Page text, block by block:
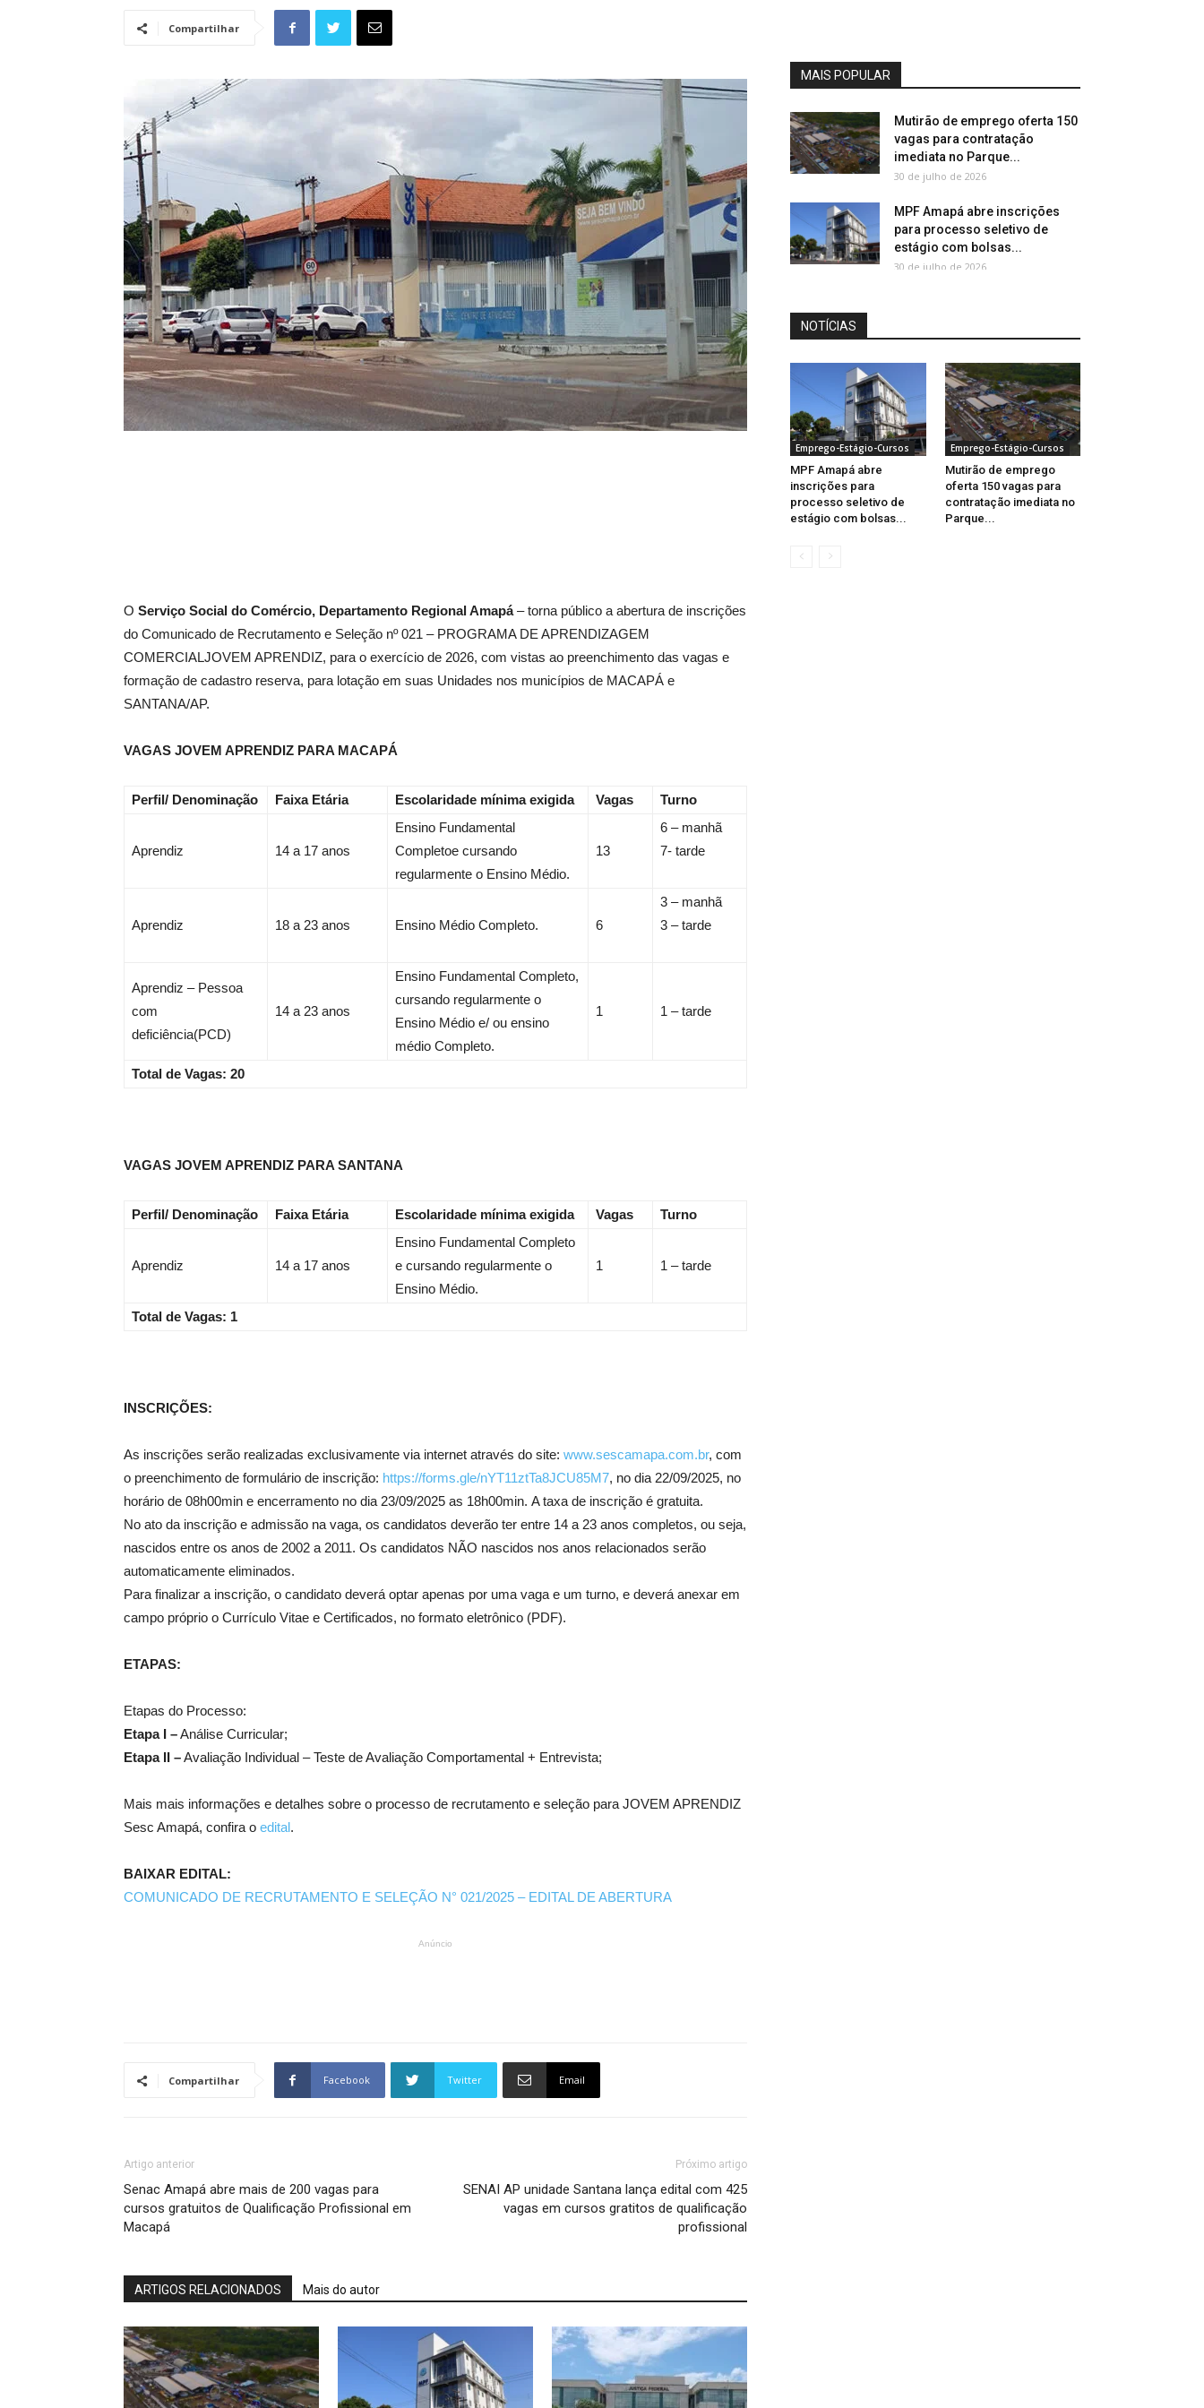
Compartilhar
O Serviço Social do Comércio, Departamento Regional Amapá– torna público a abertura de inscrições
do Comunicado de Recrutamento e Seleção nº 021 – PROGRAMA DE APRENDIZAGEM
COMERCIALJOVEM APRENDIZ, para o exercício de 2026, com vistas ao preenchimento das vagas e
formação de cadastro reserva, para lotação em suas Unidades nos municípios de MACAPÁ e
SANTANA/AP.
VAGAS JOVEM APRENDIZ PARA MACAPÁ
Perfil/ Denominação Faixa Etária Escolaridade mínima exigida Vagas Turno
Aprendiz 14 a 17 anos
Ensino Fundamental
Completoе cursando
regularmente o Ensino Médio.
13
6 – manhã
7- tarde
Aprendiz 18 a 23 anos Ensino Médio Completo. 6
3 – manhã
3 – tarde
Aprendiz – Pessoa
com
deficiência(PCD)
14 a 23 anos
Ensino Fundamental Completo,
cursando regularmente o
Ensino Médio e/ ou ensino
médio Completo.
1 1 – tarde
Total de Vagas: 20
VAGAS JOVEM APRENDIZ PARA SANTANA
Perfil/ Denominação Faixa Etária Escolaridade mínima exigida Vagas Turno
Aprendiz 14 a 17 anos
Ensino Fundamental Completo
е cursando regularmente o
Ensino Médio.
1 1 – tarde
Total de Vagas: 1
INSCRIÇÕES:
As inscrições serão realizadas exclusivamente via internet através do site: www.sescamapa.com.br, com
o preenchimento de formulário de inscrição: https://forms.gle/nYT11ztTa8JCU85M7, no dia 22/09/2025, no
horário de 08h00min e encerramento no dia 23/09/2025 as 18h00min. A taxa de inscrição é gratuita.
No ato da inscrição e admissão na vaga, os candidatos deverão ter entre 14 a 23 anos completos, ou seja,
nascidos entre os anos de 2002 a 2011. Os candidatos NÃO nascidos nos anos relacionados serãо
automaticamente eliminados.
Para finalizar a inscrição, o candidato deverá optar apenas por uma vaga e um turno, e deverá anexar em
campo próprio o Currículo Vitae e Certificados, no formato eletrônico (PDF).
ETAPAS:
Etapas do Processo:
Etapa I –Análise Curricular;
Etapa II –Avaliação Individual – Teste de Avaliação Comportamental + Entrevista;
Mais mais informações e detalhes sobre o processo de recrutamento e seleção para JOVEM APRENDIZ
Sesc Amapá, confira o edital.
BAIXAR EDITAL:
COMUNICADO DE RECRUTAMENTO E SELEÇÃO N° 021/2025 – EDITAL DE ABERTURA
Anúncio
Compartilhar Facebook Twitter Email
Artigo anterior
Senac Amapá abre mais de 200 vagas para
cursos gratuitos de Qualificação Profissional em
Macapá
Próximo artigo
SENAI AP unidade Santana lança edital com 425
vagas em cursos gratitos de qualificação
profissional
ARTIGOS RELACIONADOS Mais do autor
MAIS POPULAR
Mutirão de emprego oferta 150
vagas para contratação
imediata no Parque...
30 de julho de 2026
MPF Amapá abre inscrições
para processo seletivo de
estágio com bolsas...
30 de julho de 2026
NOTÍCIAS
Emprego-Estágio-Cursos
MPF Amapá abre
inscrições para
processo seletivo de
estágio com bolsas...
Emprego-Estágio-Cursos
Mutirão de emprego
oferta 150 vagas para
contratação imediata no
Parque...